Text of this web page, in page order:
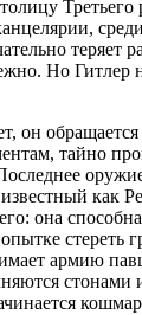
теряет
Но Гитлер
он
тайно
как
она
стереть
армию
стонами